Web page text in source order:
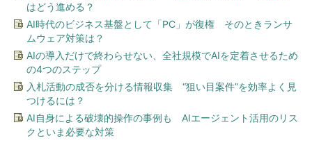
はどう進める？
AI時代のビジネス基盤として「PC」が復権 そのときランサ
ムウェア対策は？
AIの導入だけで終わらせない、全社規模でAIを定着させるため
の4つのステップ
入札活動の成否を分ける情報収集 “狙い目案件”を効率よく見
つけるには？
AI自身による破壊的操作の事例も AIエージェント活用のリス
クといま必要な対策